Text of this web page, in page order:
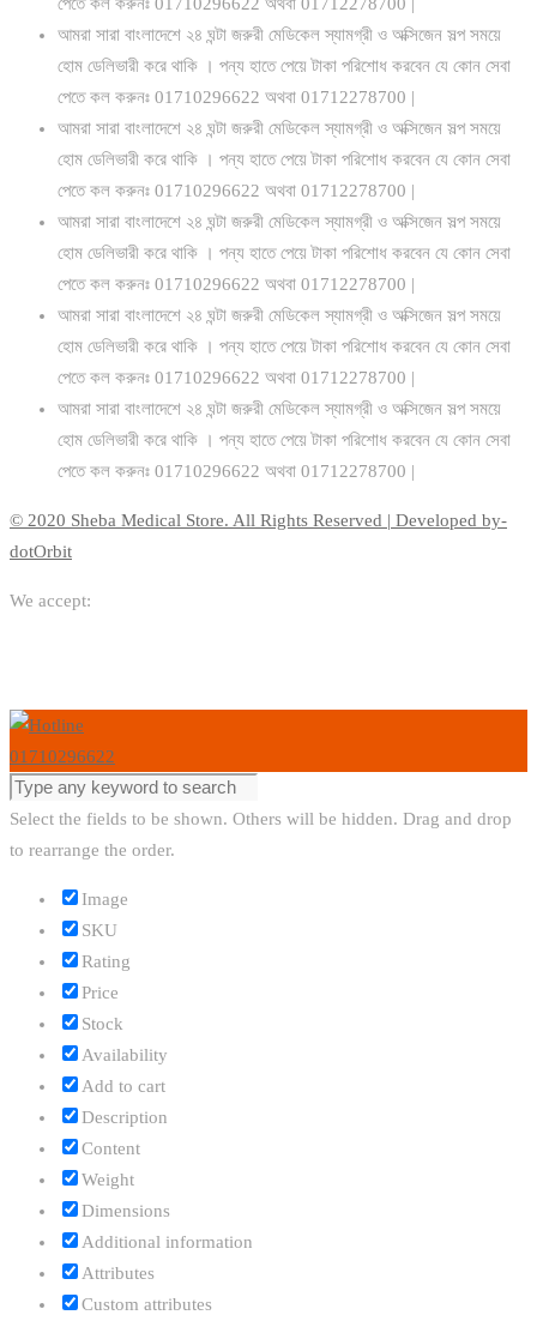
আমরা সারা বাংলাদেশে ২৪ ঘন্টা জরুরী মেডিকেল স্যামগ্রী ও অক্সিজেন সল্প সময়ে
হোম ডেলিভারী করে থাকি । পন্য হাতে পেয়ে টাকা পরিশোধ করবেন যে কোন সেবা
পেতে কল করুনঃ 01710296622 অথবা 01712278700 |
আমরা সারা বাংলাদেশে ২৪ ঘন্টা জরুরী মেডিকেল স্যামগ্রী ও অক্সিজেন সল্প সময়ে
হোম ডেলিভারী করে থাকি । পন্য হাতে পেয়ে টাকা পরিশোধ করবেন যে কোন সেবা
পেতে কল করুনঃ 01710296622 অথবা 01712278700 |
আমরা সারা বাংলাদেশে ২৪ ঘন্টা জরুরী মেডিকেল স্যামগ্রী ও অক্সিজেন সল্প সময়ে
হোম ডেলিভারী করে থাকি । পন্য হাতে পেয়ে টাকা পরিশোধ করবেন যে কোন সেবা
পেতে কল করুনঃ 01710296622 অথবা 01712278700 |
আমরা সারা বাংলাদেশে ২৪ ঘন্টা জরুরী মেডিকেল স্যামগ্রী ও অক্সিজেন সল্প সময়ে
হোম ডেলিভারী করে থাকি । পন্য হাতে পেয়ে টাকা পরিশোধ করবেন যে কোন সেবা
পেতে কল করুনঃ 01710296622 অথবা 01712278700 |
আমরা সারা বাংলাদেশে ২৪ ঘন্টা জরুরী মেডিকেল স্যামগ্রী ও অক্সিজেন সল্প সময়ে
হোম ডেলিভারী করে থাকি । পন্য হাতে পেয়ে টাকা পরিশোধ করবেন যে কোন সেবা
পেতে কল করুনঃ 01710296622 অথবা 01712278700 |
© 2020 Sheba Medical Store. All Rights Reserved | Developed by-
dotOrbit
We accept:
01710296622
Select the fields to be shown. Others will be hidden. Drag and drop
to rearrange the order.
Image
SKU
Rating
Price
Stock
Availability
Add to cart
Description
Content
Weight
Dimensions
Additional information
Attributes
Custom attributes